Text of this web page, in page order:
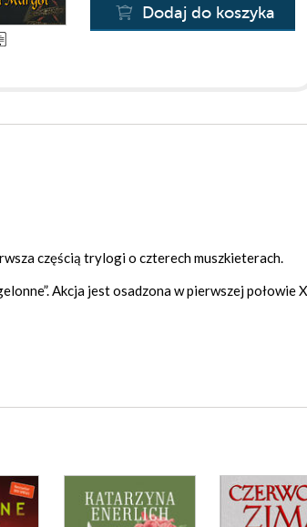
Dodaj do koszyka
częścią trylogi o czterech muszkieterach.
Akcja jest osadzona w pierwszej połowie